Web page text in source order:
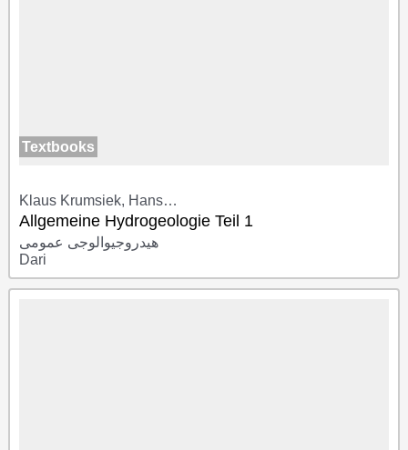
Textbooks
Klaus Krumsiek, Hans…
Allgemeine Hydrogeologie Teil 1
هیدروجیوالوجی عمومی
Dari